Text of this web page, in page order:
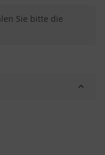
Sie bitte die